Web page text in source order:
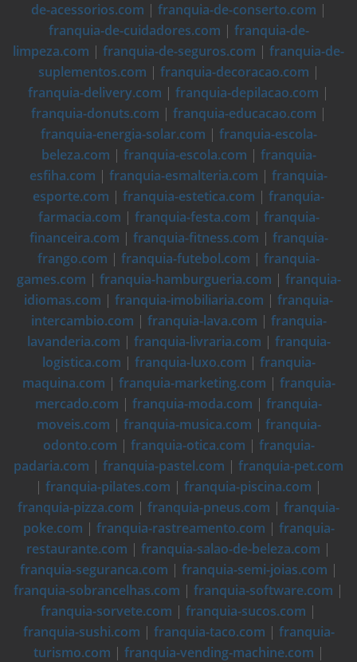
de-acessorios.com | franquia-de-conserto.com |
franquia-de-cuidadores.com | franquia-de-
limpeza.com | franquia-de-seguros.com | franquia-de-
suplementos.com | franquia-decoracao.com |
franquia-delivery.com | franquia-depilacao.com |
franquia-donuts.com | franquia-educacao.com |
franquia-energia-solar.com | franquia-escola-
beleza.com | franquia-escola.com | franquia-
esfiha.com | franquia-esmalteria.com | franquia-
esporte.com | franquia-estetica.com | franquia-
farmacia.com | franquia-festa.com | franquia-
financeira.com | franquia-fitness.com | franquia-
frango.com | franquia-futebol.com | franquia-
games.com | franquia-hamburgueria.com | franquia-
idiomas.com | franquia-imobiliaria.com | franquia-
intercambio.com | franquia-lava.com | franquia-
lavanderia.com | franquia-livraria.com | franquia-
logistica.com | franquia-luxo.com | franquia-
maquina.com | franquia-marketing.com | franquia-
mercado.com | franquia-moda.com | franquia-
moveis.com | franquia-musica.com | franquia-
odonto.com | franquia-otica.com | franquia-
padaria.com | franquia-pastel.com | franquia-pet.com
| franquia-pilates.com | franquia-piscina.com |
franquia-pizza.com | franquia-pneus.com | franquia-
poke.com | franquia-rastreamento.com | franquia-
restaurante.com | franquia-salao-de-beleza.com |
franquia-seguranca.com | franquia-semi-joias.com |
franquia-sobrancelhas.com | franquia-software.com |
franquia-sorvete.com | franquia-sucos.com |
franquia-sushi.com | franquia-taco.com | franquia-
turismo.com | franquia-vending-machine.com |